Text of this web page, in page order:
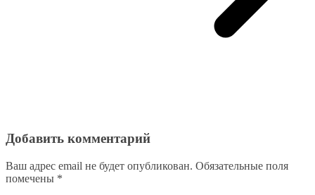
Добавить комментарий
Ваш адрес email не будет опубликован. Обязательные поля
помечены *